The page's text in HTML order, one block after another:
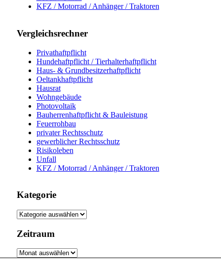
KFZ / Motorrad / Anhänger / Traktoren
Vergleichsrechner
Privathaftpflicht
Hundehaftpflicht / Tierhalterhaftpflicht
Haus- & Grundbesitzerhaftpflicht
Oeltankhaftpflicht
Hausrat
Wohngebäude
Photovoltaik
Bauherrenhaftpflicht & Bauleistung
Feuerrohbau
privater Rechtsschutz
gewerblicher Rechtsschutz
Risikoleben
Unfall
KFZ / Motorrad / Anhänger / Traktoren
Kategorie
Kategorie
Zeitraum
Zeitraum